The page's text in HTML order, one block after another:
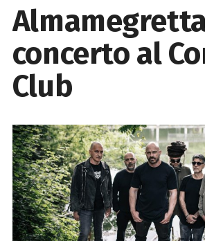
concerto al
Club